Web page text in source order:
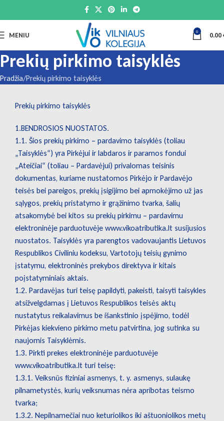
MENIU 0 0.00
Prekių pirkimo taisyklės
Pradžia Prekių pirkimo taisyklės
Prekių pirkimo taisyklės
1.BENDROSIOS NUOSTATOS.
1.1. Šios prekių pirkimo – pardavimo taisyklės (toliau
„Taisyklės“) yra Pirkėjui ir labdaros ir paramos fondui
„Ateičiai“ (toliau – Pardavėjui) privalomas teisinis
dokumentas, kuriame nustatomos Pirkėjo ir Pardavėjo
teisės bei pareigos, prekių įsigijimo bei apmokėjimo už jas
sąlygos, prekių pristatymo ir grąžinimo tvarka, šalių
atsakomybė bei kitos su prekių pirkimu – pardavimu
elektroninėje parduotuvėje www.vikoatributika.lt susijusios
nuostatos. Taisyklės yra parengtos vadovaujantis Lietuvos
Respublikos Civiliniu kodeksu, Vartotojų teisių gynimo
įstatymu, elektroninės prekybos direktyva ir kitais
poįstatyminiais aktais.
1.2. Pardavėjas turi teisę papildyti, pakeisti, taisyti taisykles
atsižvelgdamas į Lietuvos Respublikos teisės aktų
nustatytus reikalavimus be išankstinio įspėjimo, todėl
Pirkėjas kiekvieno pirkimo metu patvirtina, jog sutinka su
naujomis Taisyklėmis.
1.3. Pirkti prekes elektroninėje parduotuvėje
www.vikoatributika.lt turi teisę:
1.3.1. Veiksnūs fiziniai asmenys, t. y. asmenys, sulaukę
pilnametystės, kurių veiksnumas nėra apribotas teismo
tvarka;
1.3.2. Nepilnamečiai nuo keturiolikos iki aštuoniolikos metų